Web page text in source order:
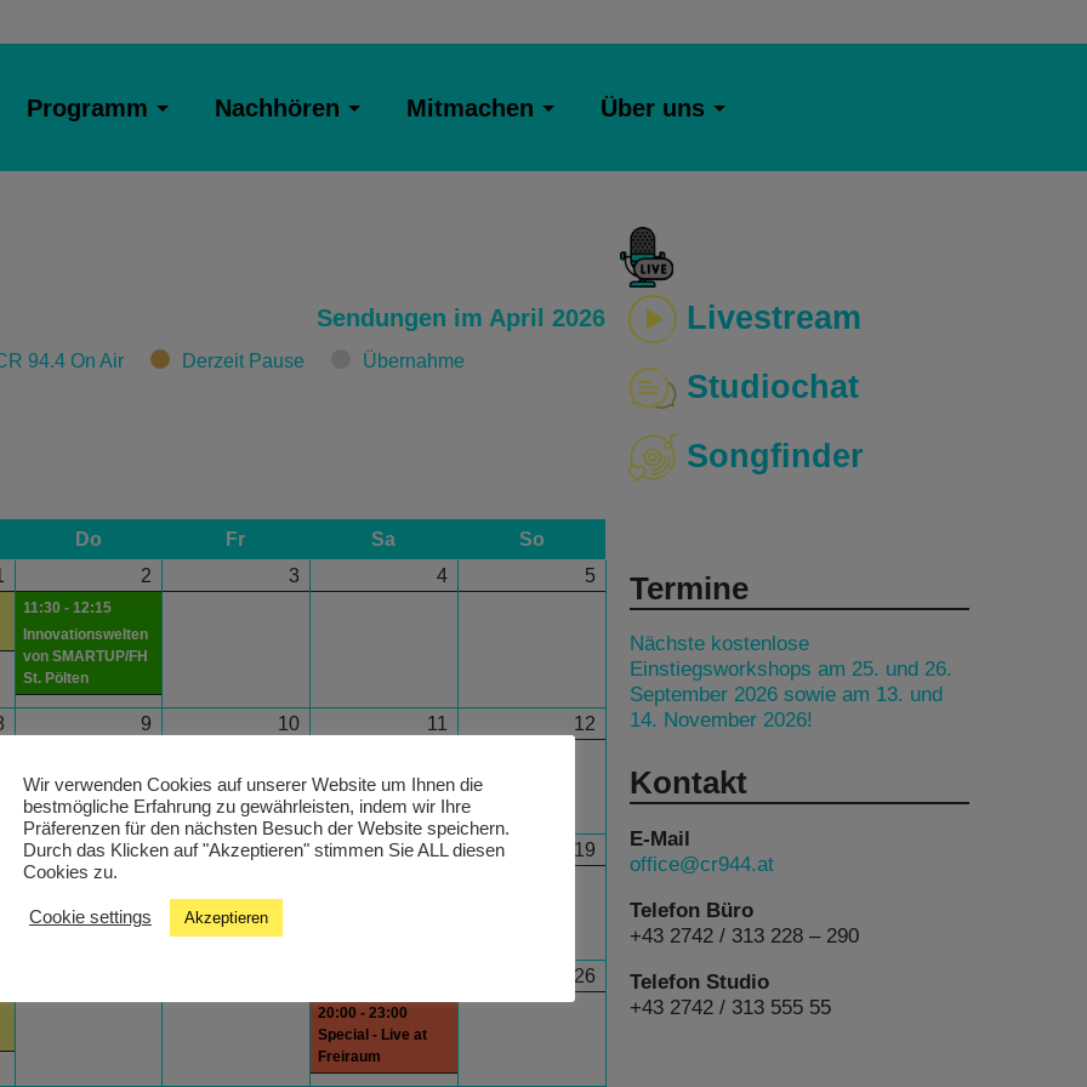
Programm Nachhören Mitmachen Über uns
Sendungen im April 2026
94.4 On Air Derzeit Pause Übernahme
Do Fr Sa
So
2
11:30 - 12:15
Innovationswelten
von SMARTUP/FH
St. Pölten
3 4 5
9 10 11
hein! In The Mix
12
16 17 18 19
20:00 - 23:00
Special - Live at
Freiraum
26
Livestream
Studiochat
Songfinder
Termine
Nächste kostenlose
Einstiegsworkshops am 25. und 26.
September 2026 sowie am 13. und
14. November 2026!
Kontakt
E-Mail
office@cr944.at
Telefon Büro
+43 2742 / 313 228 – 290
Telefon Studio
+43 2742 / 313 555 55
Wir verwenden Cookies auf unserer Website um Ihnen die
bestmögliche Erfahrung zu gewährleisten, indem wir Ihre
Präferenzen für den nächsten Besuch der Website speichern.
Durch das Klicken auf "Akzeptieren" stimmen Sie ALL diesen
Cookies zu.
Cookie settings Akzeptieren